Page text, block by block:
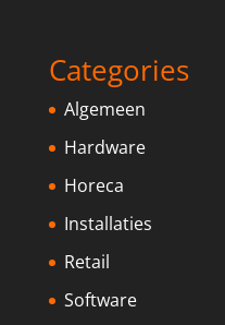
Categories
Algemeen
Hardware
Horeca
Installaties
Retail
Software